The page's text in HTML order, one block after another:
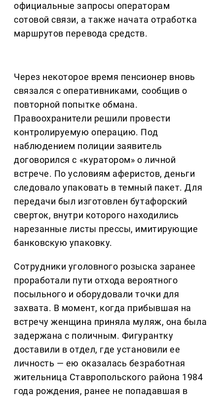
официальные запросы операторам
сотовой связи, а также начата отработка
маршрутов перевода средств.
Через некоторое время пенсионер вновь
связался с оперативниками, сообщив о
повторной попытке обмана.
Правоохранители решили провести
контролируемую операцию. Под
наблюдением полиции заявитель
договорился с «куратором» о личной
встрече. По условиям аферистов, деньги
следовало упаковать в темный пакет. Для
передачи был изготовлен бутафорский
сверток, внутри которого находились
нарезанные листы прессы, имитирующие
банковскую упаковку.
Сотрудники уголовного розыска заранее
проработали пути отхода вероятного
посыльного и оборудовали точки для
захвата. В момент, когда прибывшая на
встречу женщина приняла муляж, она была
задержана с поличным. Фигурантку
доставили в отдел, где установили ее
личность — ею оказалась безработная
жительница Ставропольского района 1984
года рождения, ранее не попадавшая в